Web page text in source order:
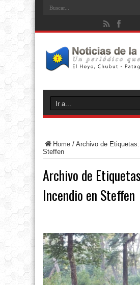
Home / Archivo de
Steffen
Archivo de
Incendio en Steffen